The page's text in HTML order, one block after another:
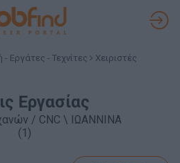
Εργάτες - Τεχνίτες
Χειριστές
Εργασίας
/ CNC \ ΙΩΑΝΝΙΝΑ
(1)